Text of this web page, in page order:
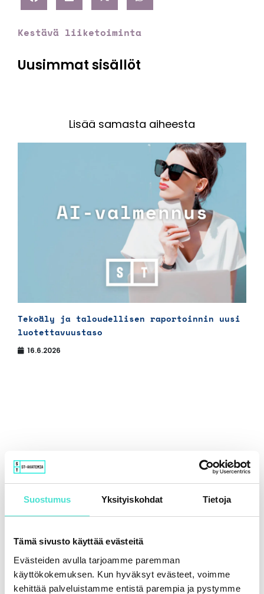
Suostumus Yksityiskohdat Tietoja
Tämä sivusto käyttää evästeitä
Evästeiden avulla tarjoamme paremman
käyttökokemuksen. Kun hyväksyt evästeet, voimme
kehittää palveluistamme entistä parempia ja pystymme
Kestävä liiketoiminta
Uusimmat sisällöt
Lisää samasta aiheesta
Tekoäly ja taloudellisen raportoinnin uusi
luotettavuustaso
16.6.2026